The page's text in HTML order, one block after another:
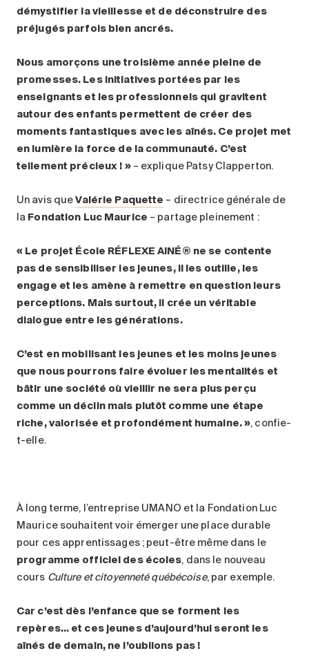
démystifier la vieillesse et de déconstruire des
préjugés parfois bien ancrés.
Nous amorçons une troisième année pleine de
promesses. Les initiatives portées par les
enseignants et les professionnels qui gravitent
autour des enfants permettent de créer des
moments fantastiques avec les aînés. Ce projet met
en lumière la force de la communauté. C’est
tellement précieux ! »– explique Patsy Clapperton.
Un avis queValérie Paquette – directrice générale de
la Fondation Luc Maurice – partage pleinement :
« Le projet École RÉFLEXE AINÉ® ne se contente
pas de sensibiliser les jeunes, il les outille, les
engage et les amène à remettre en question leurs
perceptions. Mais surtout, il crée un véritable
dialogue entre les générations.
C’est en mobilisant les jeunes et les moins jeunes
que nous pourrons faire évoluer les mentalités et
bâtir une société où vieillir ne sera plus perçu
comme un déclin mais plutôt comme une étape
riche, valorisée et profondément humaine. », confie-
t-elle.
À long terme, l’entreprise UMANO et la Fondation Luc
Maurice souhaitent voir émerger une place durable
pour ces apprentissages ; peut-être même dans le
programme officiel des écoles, dans le nouveau
cours Culture et citoyenneté québécoise, par exemple.
Car c’est dès l’enfance que se forment les
repères… et ces jeunes d’aujourd’hui seront les
aînés de demain, ne l’oublions pas !